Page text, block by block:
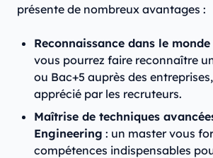
présente de nombreux avantages :
Reconnaissance dans le
vous pourrez faire reconnaître
ou Bac+5 auprès des
apprécié par les recruteurs.
Maîtrise de techniques
Engineering : un master vous
compétences indispensables